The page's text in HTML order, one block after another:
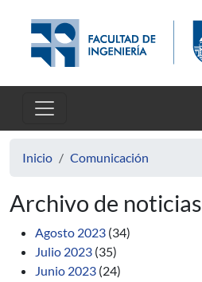
Inicio Comunicación
Archivo de noticias
Agosto 2023 (34)
Julio 2023 (35)
Junio 2023 (24)